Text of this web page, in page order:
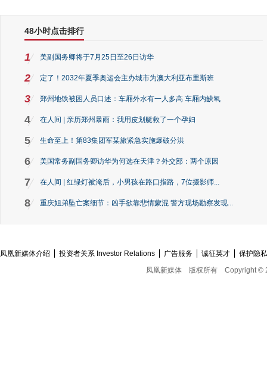
48小时点击排行
1 美副国务卿将于7月25日至26日访华
2 定了！2032年夏季奥运会主办城市为澳大利亚布里斯班
3 郑州地铁被困人员口述：车厢外水有一人多高 车厢内缺氧
4 在人间 | 亲历郑州暴雨：我用皮划艇救了一个孕妇
5 生命至上！第83集团军某旅紧急实施爆破分洪
6 美国常务副国务卿访华为何选在天津？外交部：两个原因
7 在人间 | 红绿灯被淹后，小男孩在路口指路，7位摄影师...
8 重庆姐弟坠亡案细节：凶手欲靠悲情蒙混 警方现场勘察发现...
凤凰新媒体介绍 投资者关系 Investor Relations 广告服务 诚征英才
保护隐
凤凰新媒体
版权所有 Copyright ©